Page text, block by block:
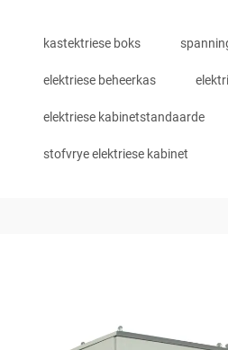
kastektriese boks
elektriese beheerkas
elektriese kabinetstandaarde
stofvrye elektriese kabinet